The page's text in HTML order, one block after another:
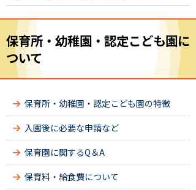
保育所・幼稚園・認定こども園に
ついて
保育所・幼稚園・認定こども園の特徴
入園後に必要な申請など
保育園に関するQ＆A
保育料・給食費について